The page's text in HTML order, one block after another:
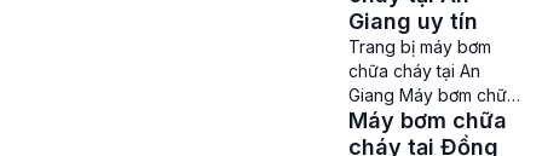
bơm chữa cháy ở
Kiên Giang là rất lớn
để đảm bảo an toàn
về phòng cháy chữa
cháy, cũng như giảm
thiểu tối đa những
Giang uy tín
Trang bị máy bơm
chữa cháy tại An
Giang Máy bơm chữa
cháy tại An Giang –
Việc lắp đặt, trang bị
Máy bơm chữa
cháy tại Đồng